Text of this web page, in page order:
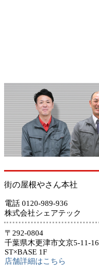
街の屋根やさん本社
電話 0120-989-936
株式会社シェアテック
〒292-0804
千葉県木更津市文京5-11-16
ST×BASE 1F
店舗詳細はこちら